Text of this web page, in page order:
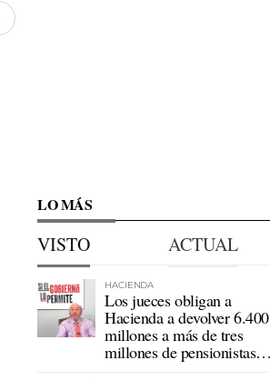
LO MÁS
VISTO ACTUAL
HACIENDA
Los jueces obligan a
Hacienda a devolver 6.400
millones a más de tres
millones de pensionistas